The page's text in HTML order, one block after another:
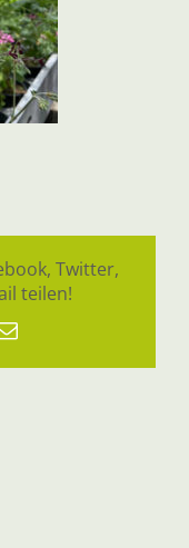
Twitter,
teilen!
E-